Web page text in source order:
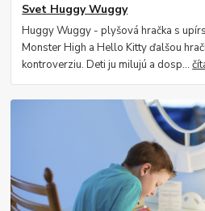
Svet Huggy Wuggy
Huggy Wuggy - plyšová hračka s
Monster High a Hello Kitty ďalšou
kontroverziu. Deti ju milujú a dosp...